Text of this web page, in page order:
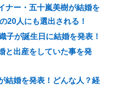
ナー・五十嵐美樹が結婚を
20人にも選出される！
子が誕生日に結婚を発表！
と出産をしていた事を発
結婚を発表！どんな人？経